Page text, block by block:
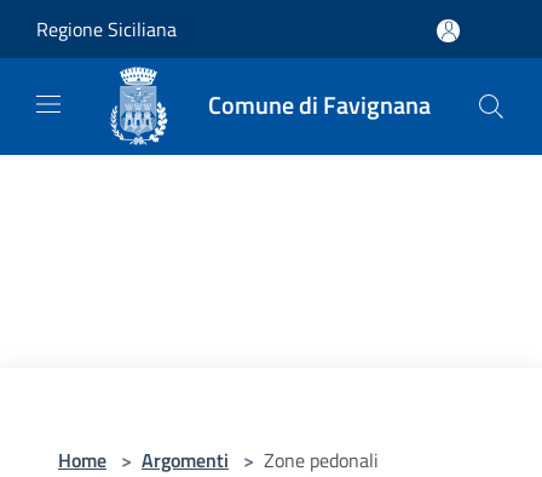
Regione Siciliana
Comune di Favignana
Home > Argomenti > Zone pedonali